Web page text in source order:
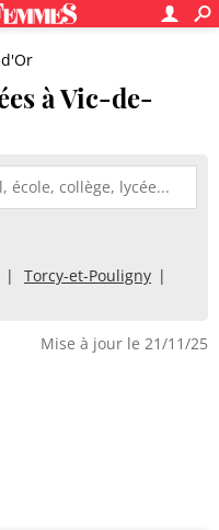
à Vic-de-
Torcy-et-Pouligny
Mise à jour le 21/11/25